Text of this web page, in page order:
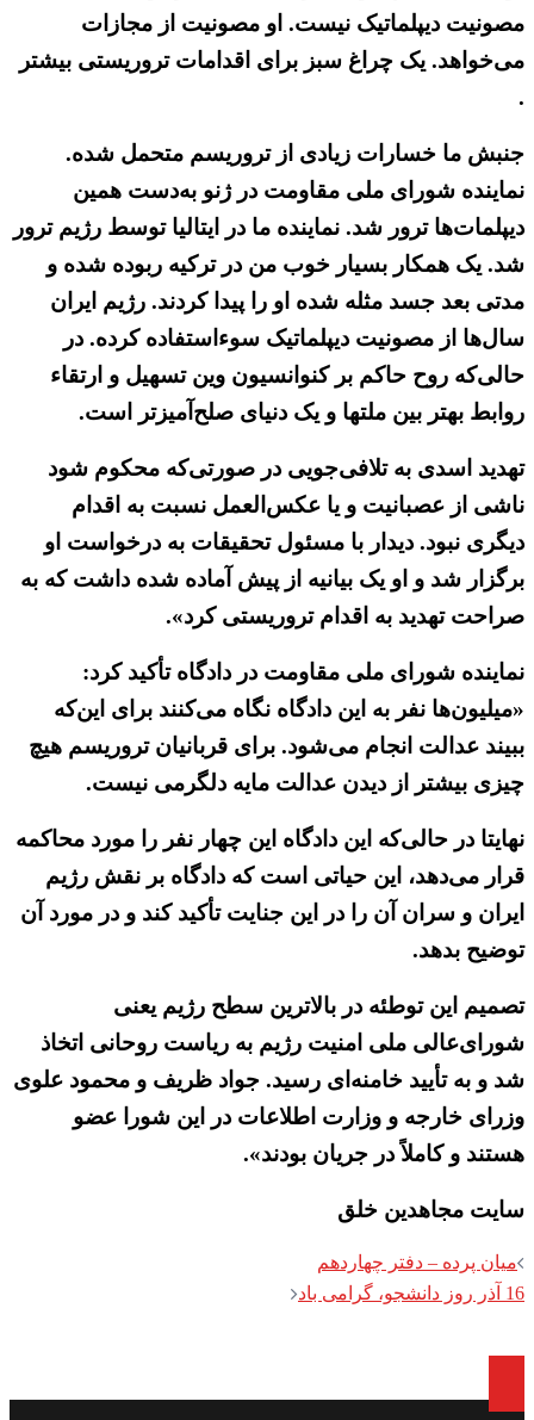
مصونیت دیپلماتیک نیست. او مصونیت از مجازات
می‌خواهد. یک چراغ سبز برای اقدامات تروریستی بیشتر
.
جنبش ما خسارات زیادی از تروریسم متحمل شده.
نماینده شورای ملی مقاومت در ژنو به‌دست همین
دیپلمات‌ها ترور شد. نماینده ما در ایتالیا توسط رژیم ترور
شد. یک همکار بسیار خوب من در ترکیه ربوده شده و
مدتی بعد جسد مثله شده او را پیدا کردند. رژیم ایران
سال‌ها از مصونیت دیپلماتیک سوء‌استفاده کرده. در
حالی‌که روح حاکم بر کنوانسیون وین تسهیل و ارتقاء
روابط بهتر بین ملتها و یک دنیای صلح‌آمیزتر است.
تهدید اسدی به تلافی‌جویی در صورتی‌که محکوم شود
ناشی از عصبانیت و یا عکس‌العمل نسبت به اقدام
دیگری نبود. دیدار با مسئول تحقیقات به درخواست او
برگزار شد و او یک بیانیه از پیش آماده شده داشت که به
صراحت تهدید به اقدام تروریستی کرد».
نماینده شورای ملی مقاومت در دادگاه تأکید کرد:
«میلیون‌ها نفر به این دادگاه نگاه می‌کنند برای این‌که
ببیند عدالت انجام می‌شود. برای قربانیان تروریسم هیچ
چیزی بیشتر از دیدن عدالت مایه دلگرمی نیست.
نهایتا در حالی‌که این دادگاه این چهار نفر را مورد محاکمه
قرار می‌دهد، این حیاتی است که دادگاه بر نقش رژیم
ایران و سران آن را در این جنایت تأکید کند و در مورد آن
توضیح بدهد.
تصمیم این توطئه در بالاترین سطح رژیم یعنی
شورای‌عالی ملی امنیت رژیم به ریاست روحانی اتخاذ
شد و به تأیید خامنه‌ای رسید. جواد ظریف و محمود علوی
وزرای خارجه و وزارت اطلاعات در این شورا عضو
هستند و کاملاً در جریان بودند».
سایت مجاهدین خلق
Post
navigation
میان پرده – دفتر چهاردهم
16 آذر روز دانشجو، گرامی باد